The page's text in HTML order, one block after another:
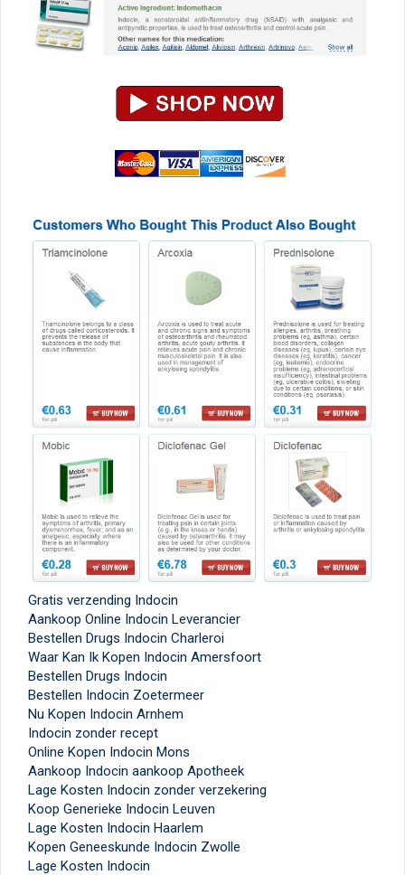
Gratis verzending Indocin
Aankoop Online Indocin Leverancier
Bestellen Drugs Indocin Charleroi
Waar Kan Ik Kopen Indocin Amersfoort
Bestellen Drugs Indocin
Bestellen Indocin Zoetermeer
Nu Kopen Indocin Arnhem
Indocin zonder recept
Online Kopen Indocin Mons
Aankoop Indocin aankoop Apotheek
Lage Kosten Indocin zonder verzekering
Koop Generieke Indocin Leuven
Lage Kosten Indocin Haarlem
Kopen Geneeskunde Indocin Zwolle
Lage Kosten Indocin